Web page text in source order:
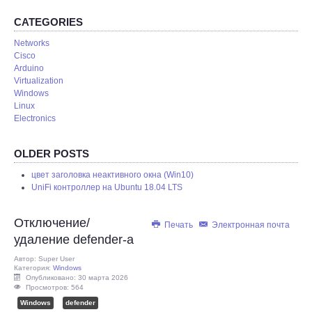
CATEGORIES
Networks
Cisco
Arduino
Virtualization
Windows
Linux
Electronics
OLDER POSTS
цвет заголовка неактивного окна (Win10)
UniFi контроллер на Ubuntu 18.04 LTS
Печать Электронная почта
Отключение/
удаление defender-а
Автор: Super User
Категория: Windows
Опубликовано: 30 марта 2026
Просмотров: 564
Windows
defender